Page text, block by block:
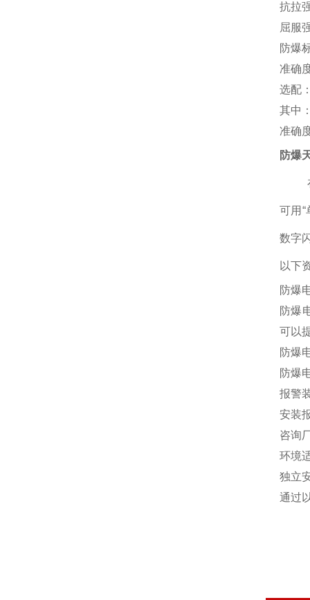
抗拉
屈服
防爆
准确
选配
其中
准确
防爆
可用
数字
以下
防爆
防爆
可以
防爆
防爆
报警
安装
咨询
环境
独立
通过